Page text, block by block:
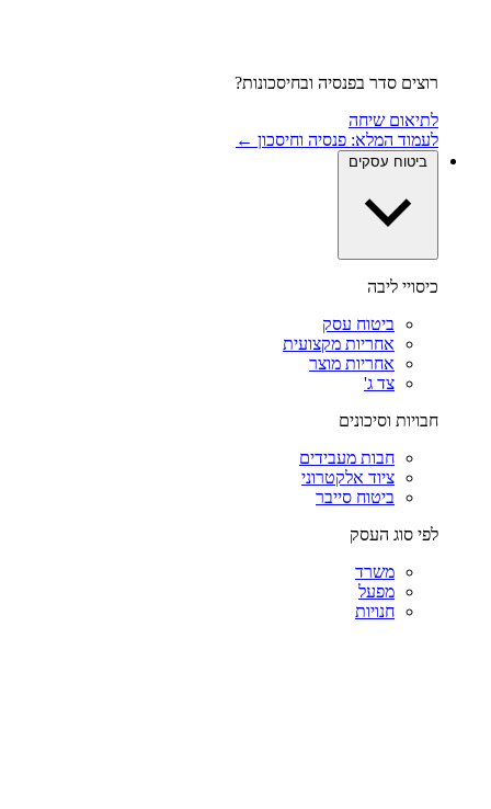
רוצים סדר בפנסיה ובחיסכונות?
לתיאום שיחה
לעמוד המלא: פנסיה וחיסכון ←
ביטוח עסקים
כיסויי ליבה
ביטוח עסק
אחריות מקצועית
אחריות מוצר
צד ג'
חבויות וסיכונים
חבות מעבידים
ציוד אלקטרוני
ביטוח סייבר
לפי סוג העסק
משרד
מפעל
חנויות